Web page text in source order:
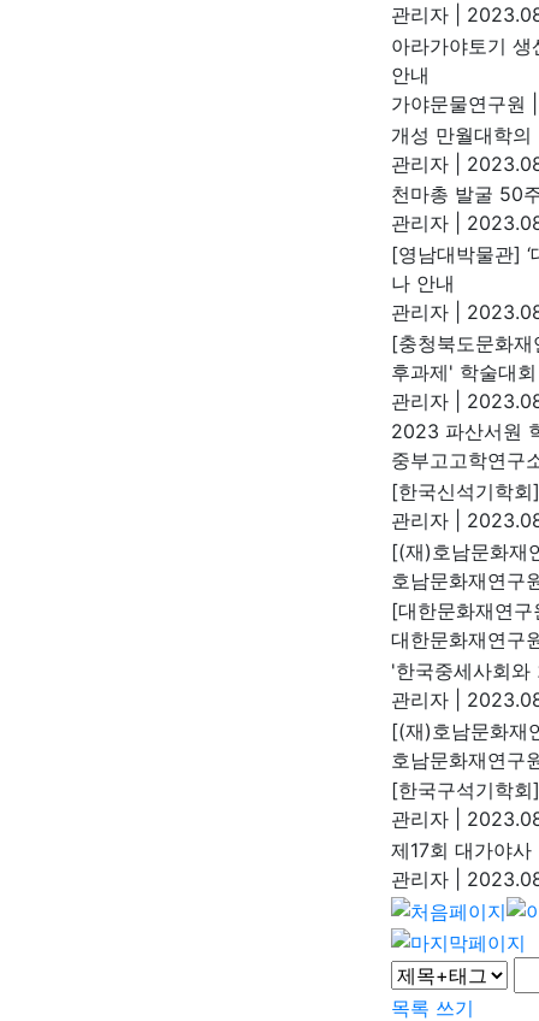
관리자
아라가야토기
안내
가야문물연구원
개성 만월대학
관리자
천마총 발굴 50
관리자
[영남대박물관]
나 안내
관리자
[충청북도문화
후과제' 학술대
관리자
2023 파산서원
중부고고학연구
[한국신석기학
관리자
[(재)호남문화재
호남문화재연구
[대한문화재연
대한문화재연구
'한국중세사회
관리자
[(재)호남문화재
호남문화재연구
[한국구석기학
관리자
제17회 대가야
관리자
목록 쓰기